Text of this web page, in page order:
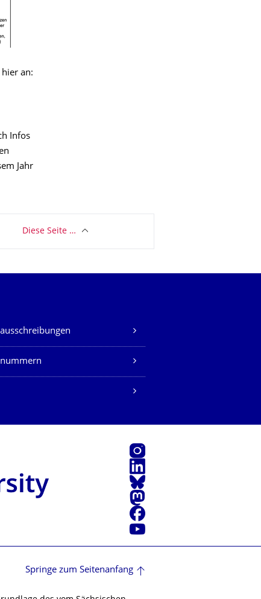
an:
Infos
Jahr
Diese Seite …
Instagram
LinkedIn
Bluesky
Mastodon
Facebook
Youtube
Springe zum Seitenanfang